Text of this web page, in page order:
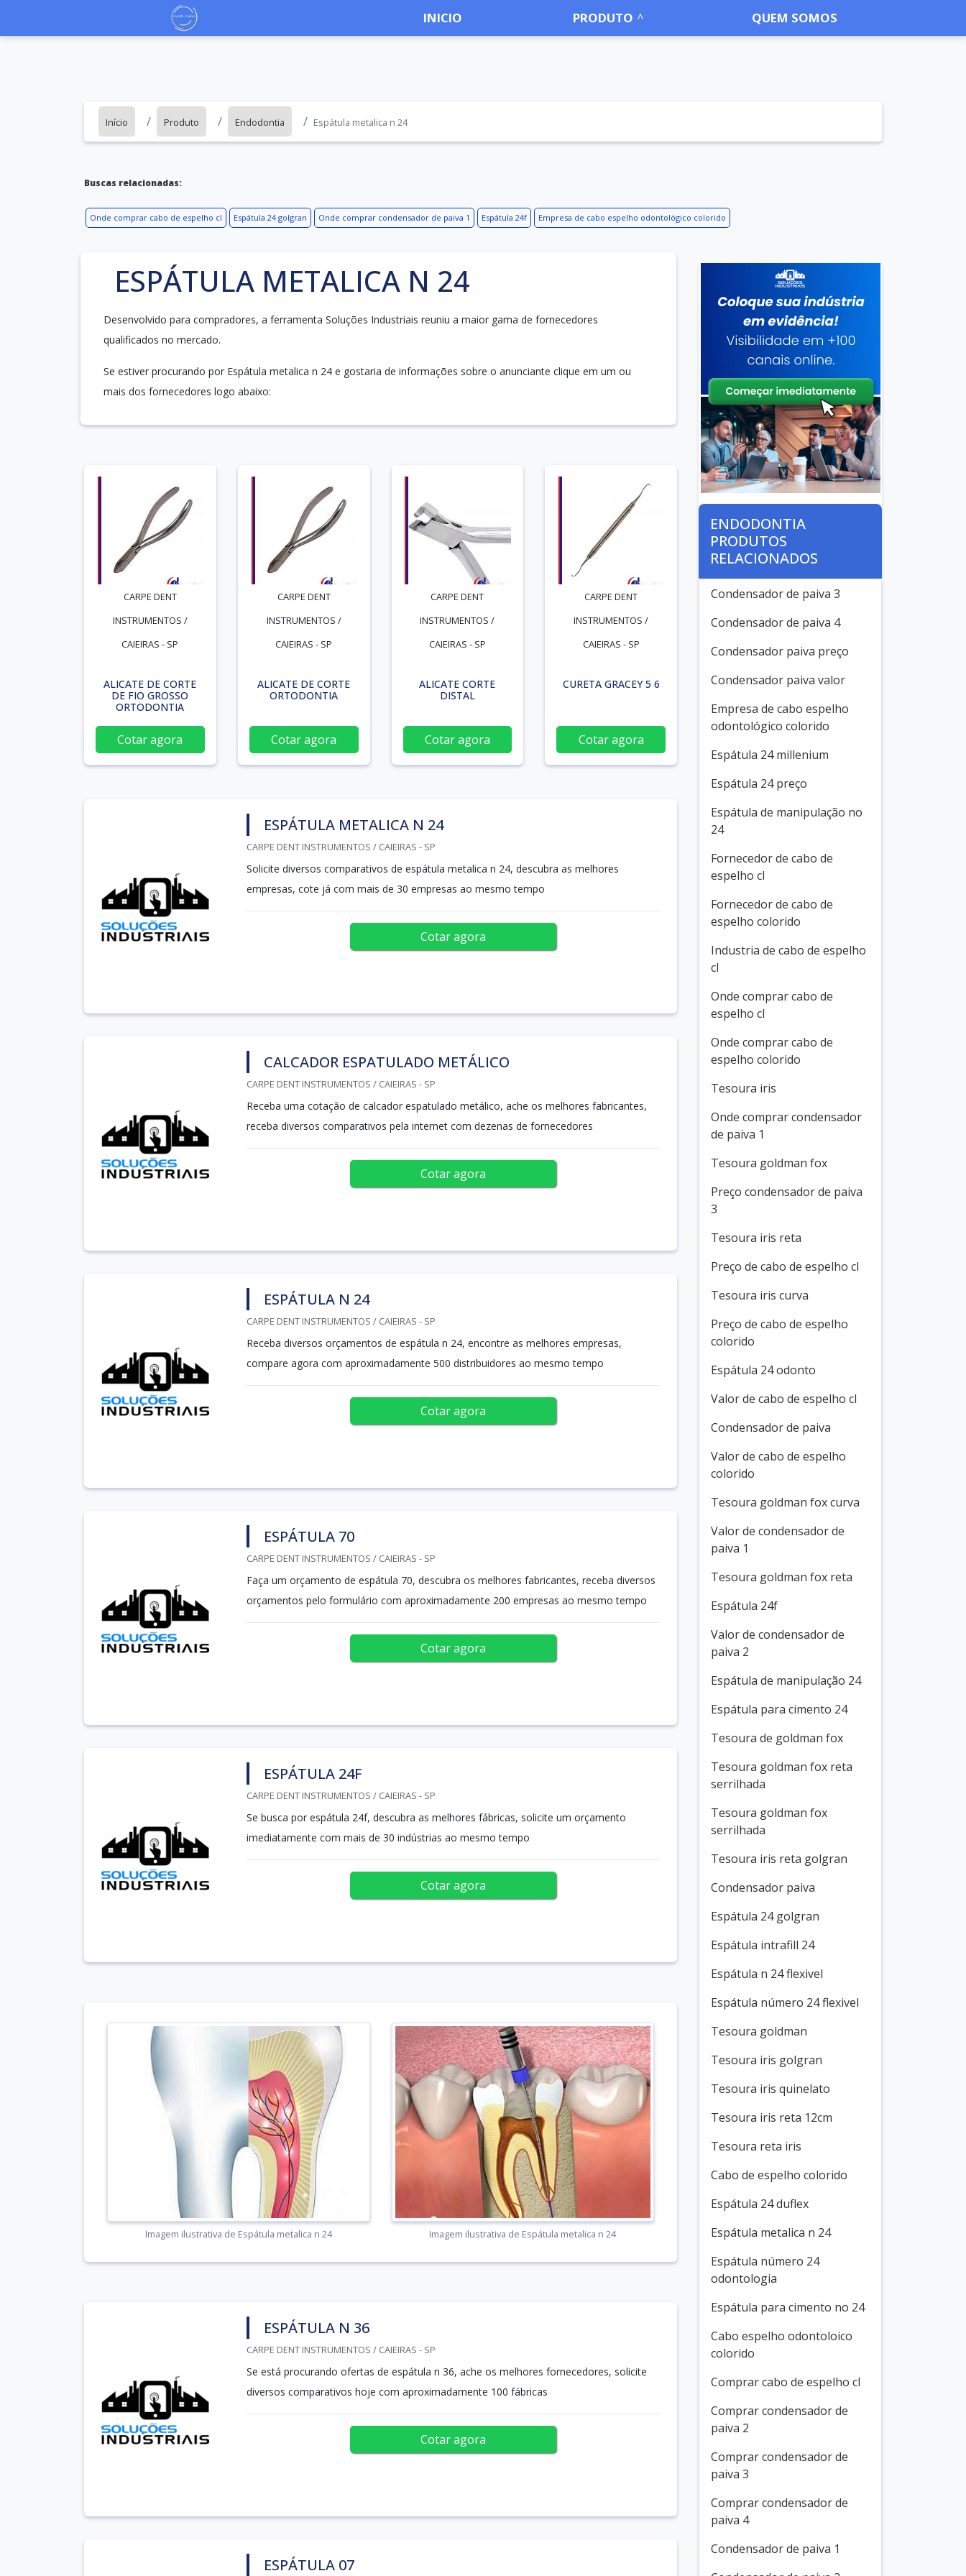
INICIO PRODUTO QUEM SOMOS
Início Produto Endodontia Espátula metalica n 24
Buscas relacionadas:
Onde comprar cabo de espelho cl Espátula 24 golgran Onde comprar condensador de paiva 1 Espátula 24f Empresa de cabo espelho odontológico colorido
ESPÁTULA METALICA N 24
Desenvolvido para compradores, a ferramenta Soluções Industriais reuniu a maior gama de fornecedores
qualificados no mercado.
Se estiver procurando por Espátula metalica n 24 e gostaria de informações sobre o anunciante clique em um ou
mais dos fornecedores logo abaixo:
CARPE DENT
INSTRUMENTOS /
CAIEIRAS - SP
ALICATE DE CORTE
DE FIO GROSSO
ORTODONTIA
Cotar agora
CARPE DENT
INSTRUMENTOS /
CAIEIRAS - SP
ALICATE DE CORTE
ORTODONTIA
Cotar agora
CARPE DENT
INSTRUMENTOS /
CAIEIRAS - SP
ALICATE CORTE
DISTAL
Cotar agora
CARPE DENT
INSTRUMENTOS /
CAIEIRAS - SP
CURETA GRACEY 5 6
Cotar agora
ESPÁTULA METALICA N 24
CARPE DENT INSTRUMENTOS / CAIEIRAS - SP
Solicite diversos comparativos de espátula metalica n 24, descubra as melhores
empresas, cote já com mais de 30 empresas ao mesmo tempo
Cotar agora
CALCADOR ESPATULADO METÁLICO
CARPE DENT INSTRUMENTOS / CAIEIRAS - SP
Receba uma cotação de calcador espatulado metálico, ache os melhores fabricantes,
receba diversos comparativos pela internet com dezenas de fornecedores
Cotar agora
ESPÁTULA N 24
CARPE DENT INSTRUMENTOS / CAIEIRAS - SP
Receba diversos orçamentos de espátula n 24, encontre as melhores empresas,
compare agora com aproximadamente 500 distribuidores ao mesmo tempo
Cotar agora
ESPÁTULA 70
CARPE DENT INSTRUMENTOS / CAIEIRAS - SP
Faça um orçamento de espátula 70, descubra os melhores fabricantes, receba diversos
orçamentos pelo formulário com aproximadamente 200 empresas ao mesmo tempo
Cotar agora
ESPÁTULA 24F
CARPE DENT INSTRUMENTOS / CAIEIRAS - SP
Se busca por espátula 24f, descubra as melhores fábricas, solicite um orçamento
imediatamente com mais de 30 indústrias ao mesmo tempo
Cotar agora
Imagem ilustrativa de Espátula metalica n 24 Imagem ilustrativa de Espátula metalica n 24
ESPÁTULA N 36
CARPE DENT INSTRUMENTOS / CAIEIRAS - SP
Se está procurando ofertas de espátula n 36, ache os melhores fornecedores, solicite
diversos comparativos hoje com aproximadamente 100 fábricas
Cotar agora
ESPÁTULA 07
ENDODONTIA
PRODUTOS
RELACIONADOS
Condensador de paiva 3
Condensador de paiva 4
Condensador paiva preço
Condensador paiva valor
Empresa de cabo espelho
odontológico colorido
Espátula 24 millenium
Espátula 24 preço
Espátula de manipulação no
24
Fornecedor de cabo de
espelho cl
Fornecedor de cabo de
espelho colorido
Industria de cabo de espelho
cl
Onde comprar cabo de
espelho cl
Onde comprar cabo de
espelho colorido
Tesoura iris
Onde comprar condensador
de paiva 1
Tesoura goldman fox
Preço condensador de paiva
3
Tesoura iris reta
Preço de cabo de espelho cl
Tesoura iris curva
Preço de cabo de espelho
colorido
Espátula 24 odonto
Valor de cabo de espelho cl
Condensador de paiva
Valor de cabo de espelho
colorido
Tesoura goldman fox curva
Valor de condensador de
paiva 1
Tesoura goldman fox reta
Espátula 24f
Valor de condensador de
paiva 2
Espátula de manipulação 24
Espátula para cimento 24
Tesoura de goldman fox
Tesoura goldman fox reta
serrilhada
Tesoura goldman fox
serrilhada
Tesoura iris reta golgran
Condensador paiva
Espátula 24 golgran
Espátula intrafill 24
Espátula n 24 flexivel
Espátula número 24 flexivel
Tesoura goldman
Tesoura iris golgran
Tesoura iris quinelato
Tesoura iris reta 12cm
Tesoura reta iris
Cabo de espelho colorido
Espátula 24 duflex
Espátula metalica n 24
Espátula número 24
odontologia
Espátula para cimento no 24
Cabo espelho odontoloico
colorido
Comprar cabo de espelho cl
Comprar condensador de
paiva 2
Comprar condensador de
paiva 3
Comprar condensador de
paiva 4
Condensador de paiva 1